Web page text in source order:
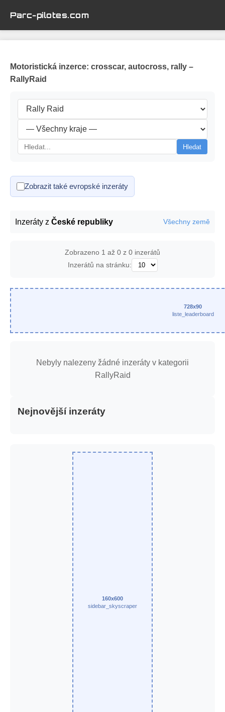
Parc-pilotes.com
Motoristická inzerce: crosscar, autocross, rally –
RallyRaid
Hledat
Zobrazit také evropské inzeráty
Inzeráty z České republiky Všechny země
Zobrazeno 1 až 0 z 0 inzerátů
Inzerátů na stránku:
728x90
liste_leaderboard
Nebyly nalezeny žádné inzeráty v kategorii
RallyRaid
Nejnovější inzeráty
160x600
sidebar_skyscraper